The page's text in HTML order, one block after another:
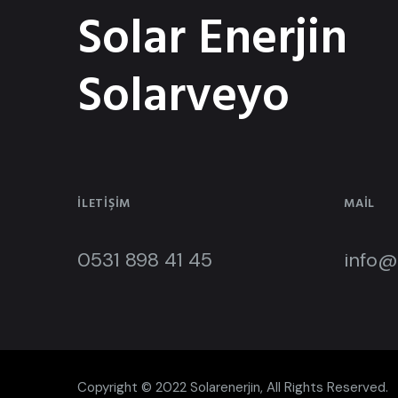
Solar Enerjin
Solarveyo
İLETIŞIM
0531 898 41 45
MAIL
Copyright © 2022 Solarenerjin, All Rights Reserved.